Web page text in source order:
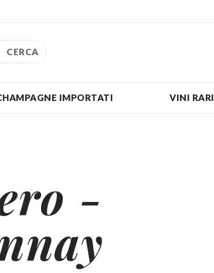
CERCA
IMPORTATI VINI RARI
-